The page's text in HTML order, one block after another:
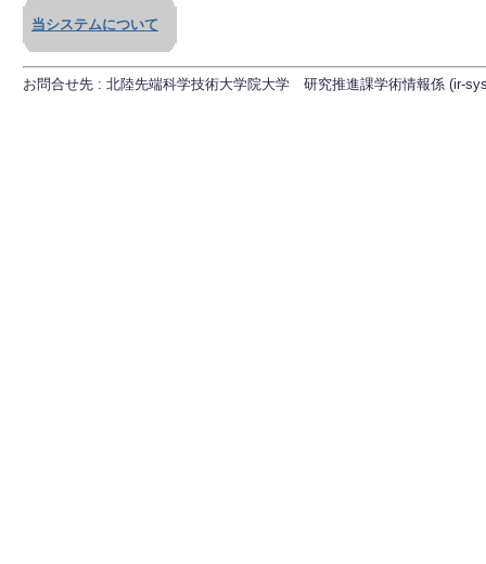
当システムについて
お問合せ先 : 北陸先端科学技術大学院大学 研究推進課学術情報係 (ir-